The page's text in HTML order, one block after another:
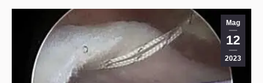
Mag
12
2023